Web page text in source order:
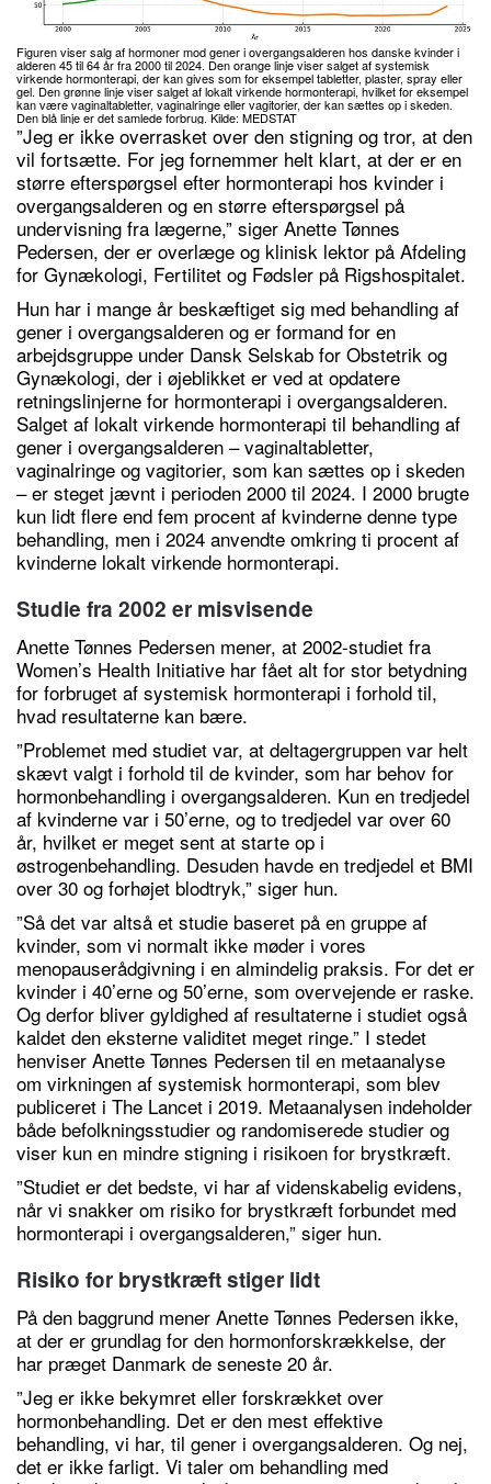
Figuren viser salg af hormoner mod gener i overgangsalderen hos danske kvinder i
alderen 45 til 64 år fra 2000 til 2024. Den orange linje viser salget af systemisk
virkende hormonterapi, der kan gives som for eksempel tabletter, plaster, spray eller
gel. Den grønne linje viser salget af lokalt virkende hormonterapi, hvilket for eksempel
kan være vaginaltabletter, vaginalringe eller vagitorier, der kan sættes op i skeden.
Den blå linje er det samlede forbrug. Kilde: MEDSTAT
”Jeg er ikke overrasket over den stigning og tror, at den
vil fortsætte. For jeg fornemmer helt klart, at der er en
større efterspørgsel efter hormonterapi hos kvinder i
overgangsalderen og en større efterspørgsel på
undervisning fra lægerne,” siger Anette Tønnes
Pedersen, der er overlæge og klinisk lektor på Afdeling
for Gynækologi, Fertilitet og Fødsler på Rigshospitalet.
Hun har i mange år beskæftiget sig med behandling af
gener i overgangsalderen og er formand for en
arbejdsgruppe under Dansk Selskab for Obstetrik og
Gynækologi, der i øjeblikket er ved at opdatere
retningslinjerne for hormonterapi i overgangsalderen.
Salget af lokalt virkende hormonterapi til behandling af
gener i overgangsalderen – vaginaltabletter,
vaginalringe og vagitorier, som kan sættes op i skeden
– er steget jævnt i perioden 2000 til 2024. I 2000 brugte
kun lidt flere end fem procent af kvinderne denne type
behandling, men i 2024 anvendte omkring ti procent af
kvinderne lokalt virkende hormonterapi.
Studie fra 2002 er misvisende
Anette Tønnes Pedersen mener, at 2002-studiet fra
Women’s Health Initiative har fået alt for stor betydning
for forbruget af systemisk hormonterapi i forhold til,
hvad resultaterne kan bære.
”Problemet med studiet var, at deltagergruppen var helt
skævt valgt i forhold til de kvinder, som har behov for
hormonbehandling i overgangsalderen. Kun en tredjedel
af kvinderne var i 50’erne, og to tredjedel var over 60
år, hvilket er meget sent at starte op i
østrogenbehandling. Desuden havde en tredjedel et BMI
over 30 og forhøjet blodtryk,” siger hun.
”Så det var altså et studie baseret på en gruppe af
kvinder, som vi normalt ikke møder i vores
menopauserådgivning i en almindelig praksis. For det er
kvinder i 40’erne og 50’erne, som overvejende er raske.
Og derfor bliver gyldighed af resultaterne i studiet også
kaldet den eksterne validitet meget ringe.” I stedet
henviser Anette Tønnes Pedersen til en metaanalyse
om virkningen af systemisk hormonterapi, som blev
publiceret i The Lancet i 2019. Metaanalysen indeholder
både befolkningsstudier og randomiserede studier og
viser kun en mindre stigning i risikoen for brystkræft.
”Studiet er det bedste, vi har af videnskabelig evidens,
når vi snakker om risiko for brystkræft forbundet med
hormonterapi i overgangsalderen,” siger hun.
Risiko for brystkræft stiger lidt
På den baggrund mener Anette Tønnes Pedersen ikke,
at der er grundlag for den hormonforskrækkelse, der
har præget Danmark de seneste 20 år.
”Jeg er ikke bekymret eller forskrækket over
hormonbehandling. Det er den mest effektive
behandling, vi har, til gener i overgangsalderen. Og nej,
det er ikke farligt. Vi taler om behandling med